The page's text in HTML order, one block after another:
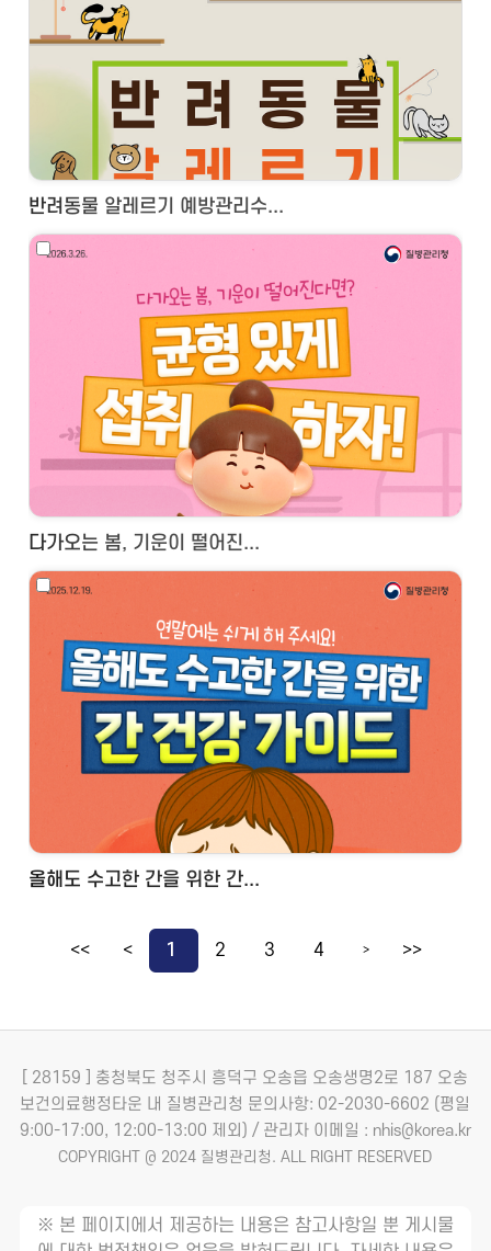
반려동물 알레르기 예방관리수...
다가오는 봄, 기운이 떨어진...
올해도 수고한 간을 위한 간...
<< < 1 2 3 4 > >>
[ 28159 ] 충청북도 청주시 흥덕구 오송읍 오송생명2로 187 오송
보건의료행정타운 내 질병관리청 문의사항: 02-2030-6602 (평일
9:00-17:00, 12:00-13:00 제외) / 관리자 이메일 : nhis@korea.kr
COPYRIGHT @ 2024 질병관리청. ALL RIGHT RESERVED
※ 본 페이지에서 제공하는 내용은 참고사항일 뿐 게시물